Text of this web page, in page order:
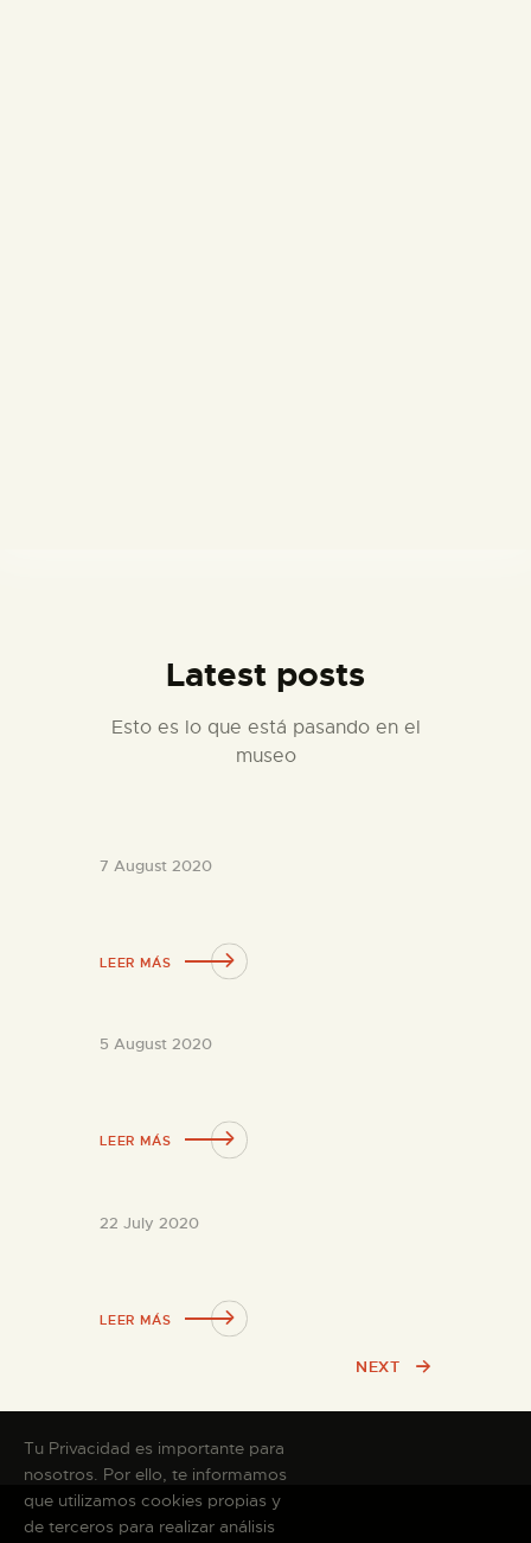
Latest posts
Esto es lo que está pasando en el
museo
7 August 2020
LEER MÁS
5 August 2020
LEER MÁS
22 July 2020
LEER MÁS
NEXT
Tu Privacidad es importante para
nosotros. Por ello, te informamos
que utilizamos cookies propias y
de terceros para realizar análisis